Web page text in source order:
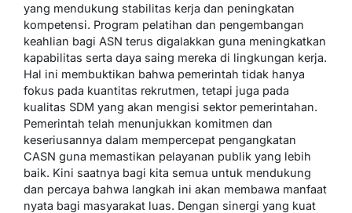
yang mendukung stabilitas kerja dan peningkatan
kompetensi. Program pelatihan dan pengembangan
keahlian bagi ASN terus digalakkan guna meningkatkan
kapabilitas serta daya saing mereka di lingkungan kerja.
Hal ini membuktikan bahwa pemerintah tidak hanya
fokus pada kuantitas rekrutmen, tetapi juga pada
kualitas SDM yang akan mengisi sektor pemerintahan.
Pemerintah telah menunjukkan komitmen dan
keseriusannya dalam mempercepat pengangkatan
CASN guna memastikan pelayanan publik yang lebih
baik. Kini saatnya bagi kita semua untuk mendukung
dan percaya bahwa langkah ini akan membawa manfaat
nyata bagi masyarakat luas. Dengan sinergi yang kuat